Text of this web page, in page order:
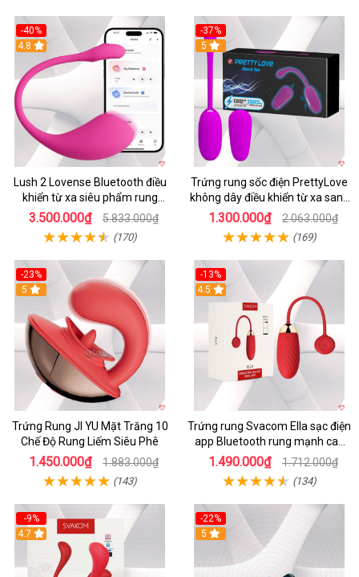
-40%
4.8
Lush 2 Lovense Bluetooth điều
khiển từ xa siêu phẩm rung
mạnh
3.500.000₫ 5.833.000₫
(170)
-37%
5
Trứng rung sốc điện PrettyLove
không dây điều khiển từ xa sang
chảnh
1.300.000₫ 2.063.000₫
(169)
-23%
5
Trứng Rung JI YU Mặt Trăng 10
Chế Độ Rung Liếm Siêu Phê
1.450.000₫ 1.883.000₫
(143)
-13%
4.5
Trứng rung Svacom Ella sạc điện
app Bluetooth rung mạnh cao
cấp
1.490.000₫ 1.712.000₫
(134)
-9%
4.7
-22%
5